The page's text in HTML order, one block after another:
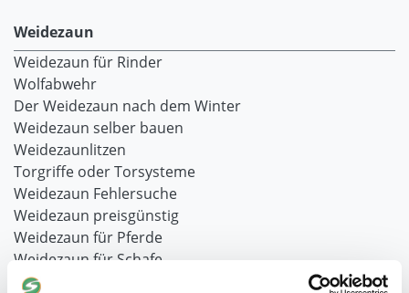
Weidezaun
Weidezaun für Rinder
Wolfabwehr
Der Weidezaun nach dem Winter
Weidezaun selber bauen
Weidezaunlitzen
Torgriffe oder Torsysteme
Weidezaun Fehlersuche
Weidezaun preisgünstig
Weidezaun für Pferde
Weidezaun für Schafe
Weidezaun für Hühner